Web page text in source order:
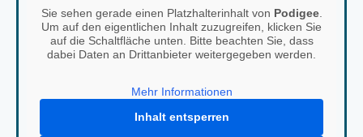
Sie sehen gerade einen Platzhalterinhalt von Podigee.
Um auf den eigentlichen Inhalt zuzugreifen, klicken Sie
auf die Schaltfläche unten. Bitte beachten Sie, dass
dabei Daten an Drittanbieter weitergegeben werden.
Mehr Informationen
Inhalt entsperren